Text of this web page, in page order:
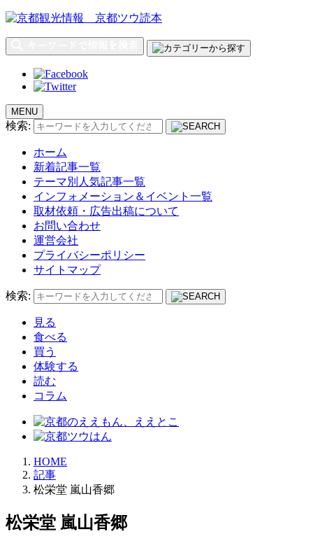
MENU
検索:
ホーム
新着記事一覧
テーマ別人気記事一覧
インフォメーション＆イベント一覧
取材依頼・広告出稿について
お問い合わせ
運営会社
プライバシーポリシー
サイトマップ
検索:
見る
食べる
買う
体験する
読む
コラム
HOME
記事
松栄堂 嵐山香郷
松栄堂 嵐山香郷